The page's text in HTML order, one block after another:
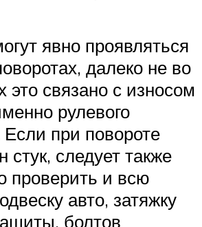
явно проявляться
далеко не во
это связано с износом
рулевого
при повороте
следует также
проверить и всю
авто, затяжку
болтов